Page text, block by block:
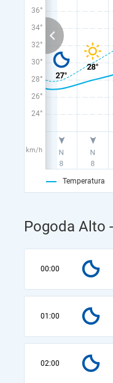
36°
34°
32°
30°
28°
26°
24°
km/h
Temperatura
Pogoda Alto
00:00
01:00
02:00